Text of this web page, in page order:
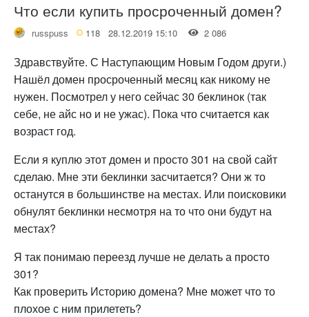
Что если купить просроченный домен?
russpuss 118 28.12.2019 15:10 2 086
Здравствуйте. С Наступающим Новым Годом други.)
Нашёл домен просроченный месяц как никому не
нужен. Посмотрел у него сейчас 30 беклинок (так
себе, не айс но и не ужас). Пока что считается как
возраст год.
Если я куплю этот домен и просто 301 на свой сайт
сделаю. Мне эти беклинки засчитается? Они ж то
останутся в большинстве на местах. Или поисковики
обнулят беклинки несмотря на то что они будут на
местах?
Я так понимаю переезд лучше не делать а просто
301?
Как проверить Историю домена? Мне может что то
плохое с ним прилететь?